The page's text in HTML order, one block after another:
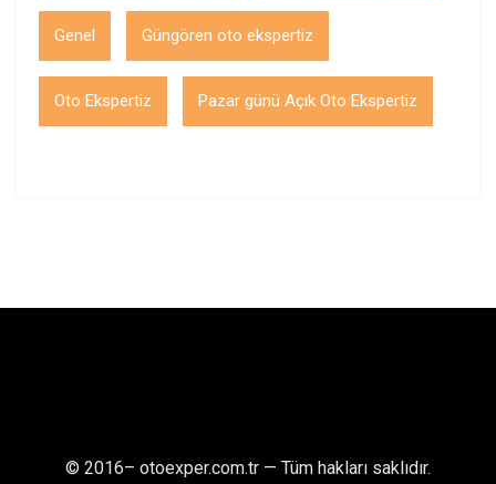
Genel Güngören oto ekspertiz
Oto Ekspertiz Pazar günü Açık Oto Ekspertiz
© 2016– otoexper.com.tr — Tüm hakları saklıdır.